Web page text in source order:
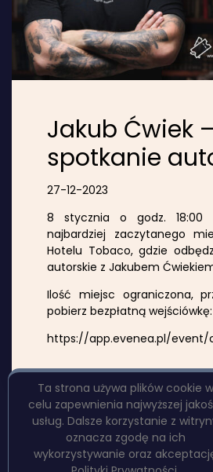
Jakub Ćwiek –
spotkanie
27-12-2023
8 stycznia o godz. 18:00
najbardziej zaczytanego
Hotelu Tobaco, gdzie
autorskie z Jakubem
Ilość miejsc ograniczona,
pobierz bezpłatną wejściówkę:
https://app.evenea.pl/
Poprzedni Post
Ta strona używa plików cookie w
celu zapewnienia najwyższej
usług. Dalsze korzystanie z
oznacza zgodę na ich
wykorzystywanie oraz